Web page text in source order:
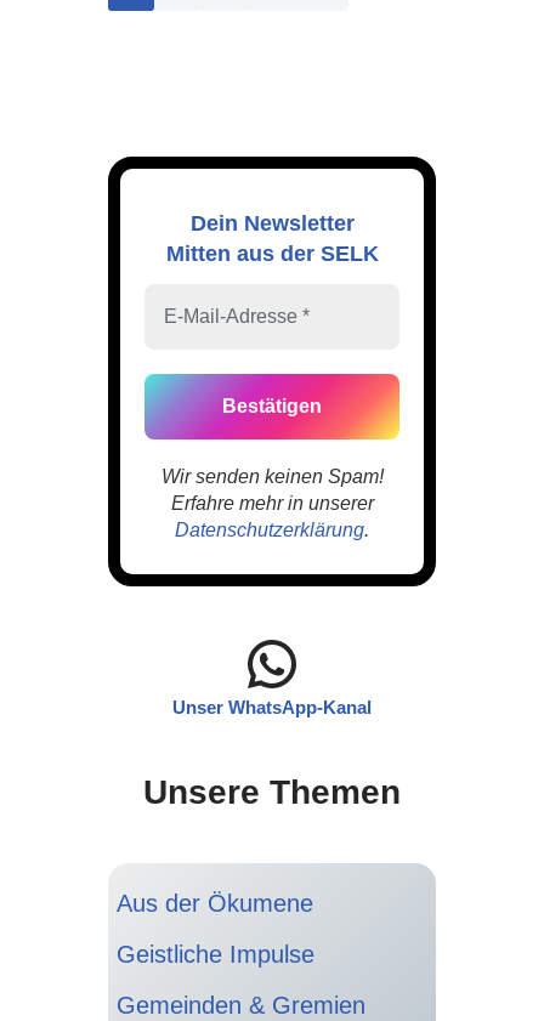
Dein Newsletter
Mitten aus der SELK
Wir senden keinen Spam!
Erfahre mehr in unserer
Datenschutzerklärung.
Unser WhatsApp-Kanal
Unsere Themen
Aus der Ökumene
Geistliche Impulse
Gemeinden & Gremien